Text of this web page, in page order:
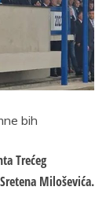
bih
Trećeg
Miloševića.